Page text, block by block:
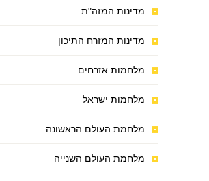
מדינות המזה"ת
מדינות המזרח התיכון
מלחמות אזרחים
מלחמות ישראל
מלחמת העולם הראשונה
מלחמת העולם השנייה